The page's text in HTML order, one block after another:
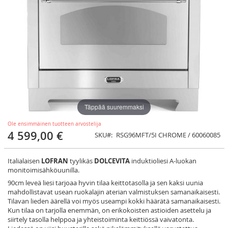
Ole ensimmäinen tuotteen arvostelija
4 599,00 € SKU RSG96MFT/5I CHROME / 60060085
Italialaisen LOFRAN tyylikäs DOLCEVITA induktioliesi A-luokan
monitoimisähköuunilla.
90cm leveä liesi tarjoaa hyvin tilaa keittotasolla ja sen kaksi uunia
mahdollistavat usean ruokalajin aterian valmistuksen samanaikaisesti.
Tilavan lieden äärellä voi myös useampi kokki häärätä samanaikaisesti.
Kun tilaa on tarjolla enemmän, on erikokoisten astioiden asettelu ja
siirtely tasolla helppoa ja yhteistoiminta keittiössä vaivatonta.
Täppää suuremmaksi